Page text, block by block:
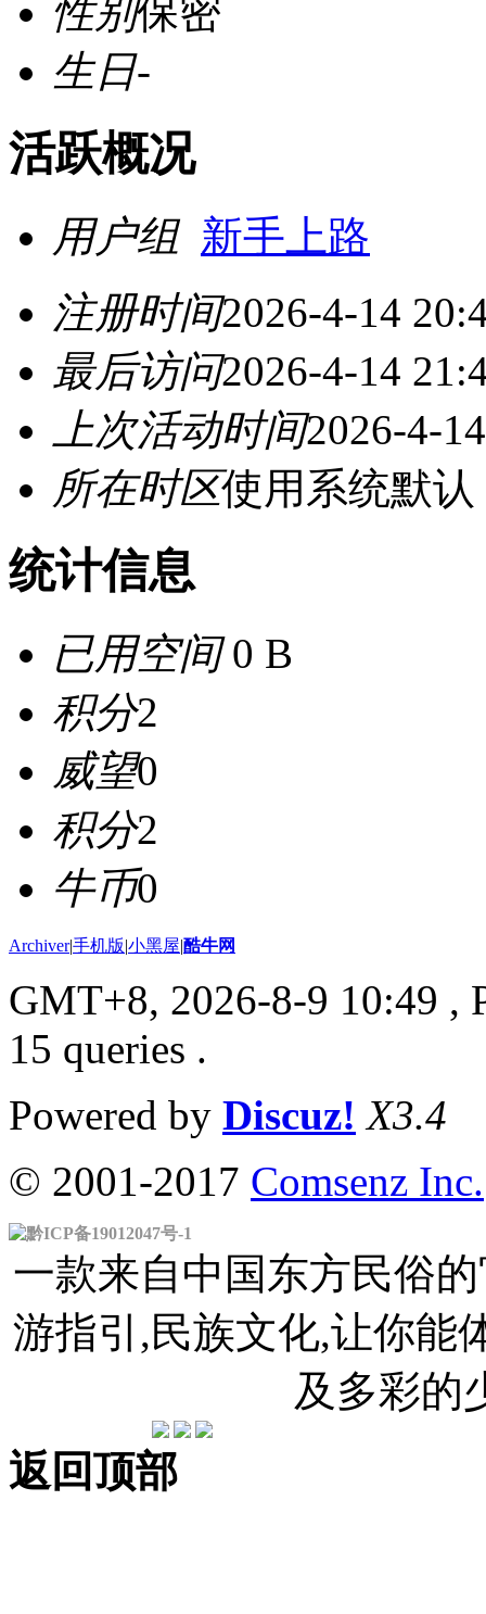
性别保密
生日-
活跃概况
用户组 新手上路
注册时间2026-4-14
最后访问2026-4-14
上次活动时间2026-4-
所在时区使用系统默认
统计信息
已用空间0 B
积分2
威望0
积分2
牛币0
Archiver|手机版|小黑屋|酷牛网
GMT+8, 2026-8-9 10:49 ,
15 queries .
Powered by Discuz! X3.4
© 2001-2017 Comsenz Inc.
黔ICP备19012047号-1
一款来自中国东方民俗
游指引,民族文化,让你能
及多彩的
返回顶部